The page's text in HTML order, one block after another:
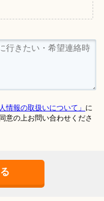
人情報の取扱いについて」 に
意の上お問い合わせくださ